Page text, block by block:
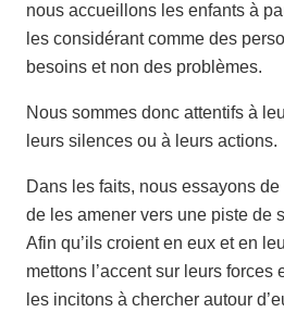
nous accueillons les enfants à
les considérant comme des
besoins et non des problèmes.
Nous sommes donc attentifs à
leurs silences ou à leurs actions.
Dans les faits, nous essayons
de les amener vers une piste de
Afin qu’ils croient en eux et en
mettons l’accent sur leurs forces
les incitons à chercher autour